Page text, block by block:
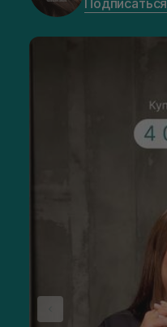
Подписаться